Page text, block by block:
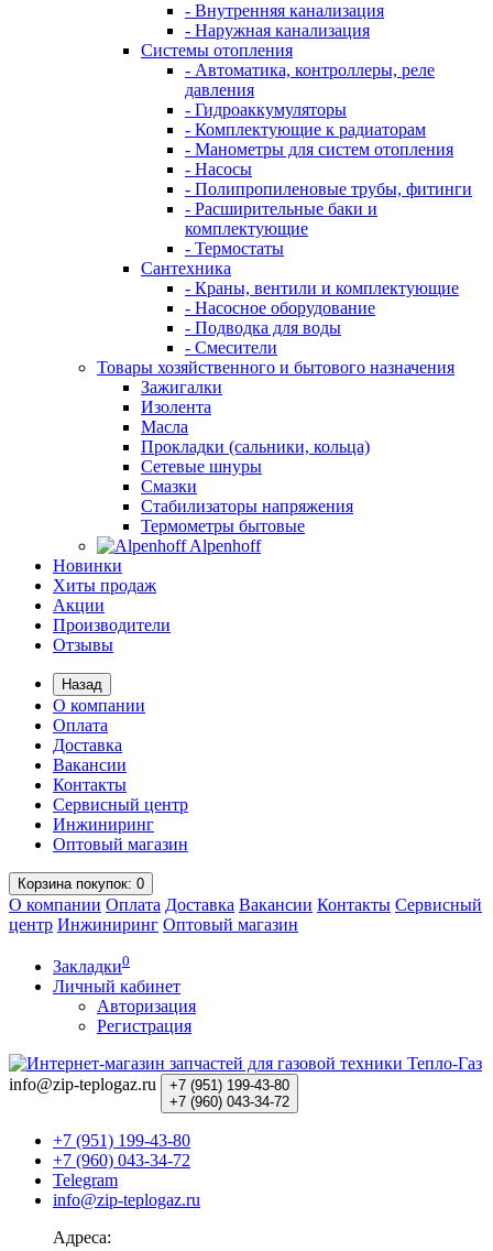
- Внутренняя канализация
- Наружная канализация
Системы отопления
- Автоматика, контроллеры, реле
давления
- Гидроаккумуляторы
- Комплектующие к радиаторам
- Манометры для систем отопления
- Насосы
- Полипропиленовые трубы, фитинги
- Расширительные баки и
комплектующие
- Термостаты
Сантехника
- Краны, вентили и комплектующие
- Насосное оборудование
- Подводка для воды
- Смесители
Товары хозяйственного и бытового назначения
Зажигалки
Изолента
Масла
Прокладки (сальники, кольца)
Сетевые шнуры
Смазки
Стабилизаторы напряжения
Термометры бытовые
Alpenhoff
Новинки
Хиты продаж
Акции
Производители
Отзывы
Назад
О компании
Оплата
Доставка
Вакансии
Контакты
Сервисный центр
Инжиниринг
Оптовый магазин
Корзинапокупок: 0
О компании Оплата Доставка Вакансии Контакты Сервисный
центр Инжиниринг Оптовый магазин
Закладки0
Личный кабинет
Авторизация
Регистрация
info@zip-teplogaz.ru +7 (951) 199-43-80
+7 (960) 043-34-72
+7 (951) 199-43-80
+7 (960) 043-34-72
Telegram
info@zip-teplogaz.ru
Адреса: